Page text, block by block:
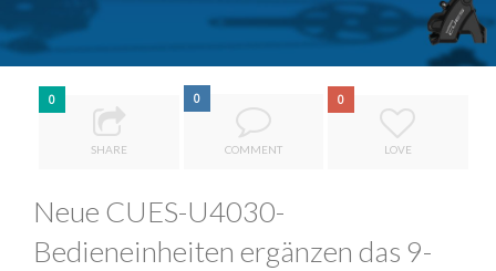
0
SHARE
0
COMMENT
0
LOVE
Neue CUES-U4030-
Bedieneinheiten ergänzen das 9-